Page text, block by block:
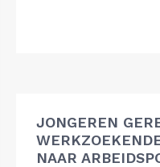
JONGEREN
NAAR